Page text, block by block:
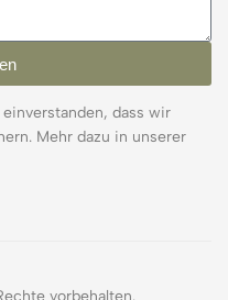
dass wir
Mehr dazu in unserer
vorbehalten.